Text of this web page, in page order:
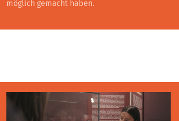
möglich gemacht haben.